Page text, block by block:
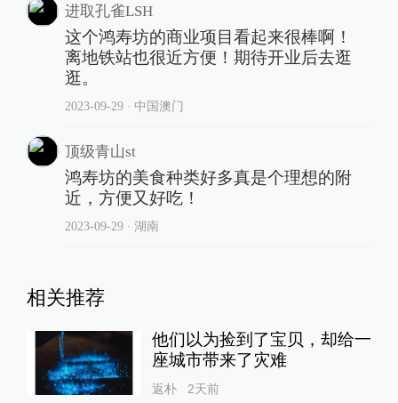
进取孔雀LSH
这个鸿寿坊的商业项目看起来很棒啊！
离地铁站也很近方便！期待开业后去逛
逛。
2023-09-29∙ 中国澳门
顶级青山st
鸿寿坊的美食种类好多真是个理想的附
近，方便又好吃！
2023-09-29∙ 湖南
相关推荐
他们以为捡到了宝贝，却给一
座城市带来了灾难
返朴 2天前